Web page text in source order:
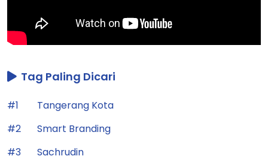
Tag Paling Dicari
#1
Tangerang Kota
#2
Smart Branding
#3
Sachrudin